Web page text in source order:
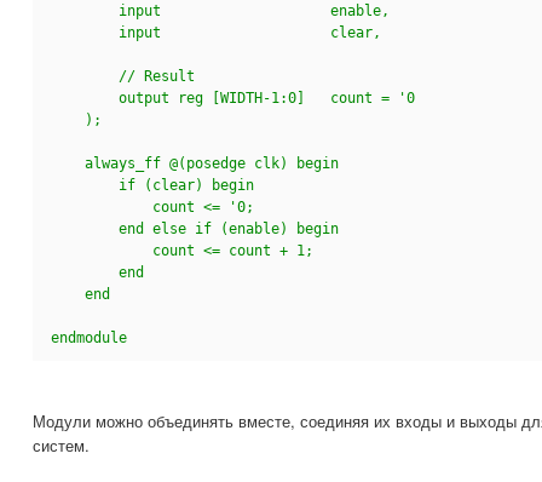
input                    enable,
input                    clear,
// Result
output reg [WIDTH-1:0]   count = '0
);
always_ff @(posedge clk) begin
if (clear) begin
count <= '0;
end else if (enable) begin
count <= count + 1;
end
end
endmodule
Модули можно объединять вместе, соединяя их входы и выходы
систем.